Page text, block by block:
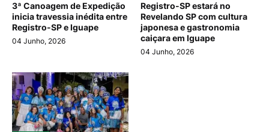
3ª Canoagem de Expedição
inicia travessia inédita entre
Registro-SP e Iguape
04 Junho, 2026
Registro-SP estará no
Revelando SP com cultura
japonesa e gastronomia
caiçara em Iguape
04 Junho, 2026